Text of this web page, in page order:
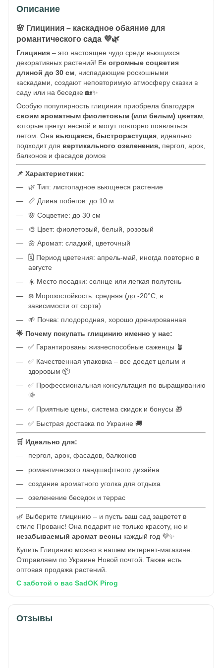
Описание
🌸 Глициния – каскадное обаяние для
романтического сада 💜🌿
Глициния – это настоящее чудо среди вьющихся
декоративных растений! Ее огромные соцветия
длиной до 30 см , ниспадающие роскошными
каскадами, создают неповторимую атмосферу сказки в
саду или на беседке 🏡✨
Особую популярность глициния приобрела благодаря
своим ароматным фиолетовым (или белым) цветам
которые цветут весной и могут повторно появляться
летом. Она вьющаяся, быстрорастущая , идеально
подходит для вертикального озеленения, пергол, арок,
балконов и фасадов домов
📌 Характеристики:
🌿 Тип: листопадное вьющееся растение
📏 Длина побегов: до 10 м
🌸 Соцветие: до 30 см
🎨 Цвет: фиолетовый, белый, розовый
🌼 Аромат: сладкий, цветочный
🗓️ Период цветения: апрель-май, иногда повторно в
августе
☀️ Место посадки: солнце или легкая полутень
❄️ Морозостойкость: средняя (до -20°C, в
зависимости от сорта)
🌱 Почва: плодородная, хорошо дренированная
🌟 Почему покупать глицинию именно у нас:
✅ Гарантированы жизнеспособные саженцы 🪴
✅ Качественная упаковка – все доедет целым и
здоровым 📦
✅ Профессиональная консультация по выращиванию
🌞
✅ Приятные цены, система скидок и бонусы 🎁
✅ Быстрая доставка по Украине 🚚
🛒 Идеально для:
пергол, арок, фасадов, балконов
романтического ландшафтного дизайна
создание ароматного уголка для отдыха
озеленение беседок и террас
🌿 Выберите глицинию – и пусть ваш сад зацветет в
стиле Прованс! Она подарит не только красоту, но и
незабываемый аромат весны каждый год 💜✨
Купить Глицинию можно в нашем интернет-магазине.
Отправляем по Украине Новой почтой. Также есть
оптовая продажа растений.
С заботой о вас SadOK Pirog
Отзывы